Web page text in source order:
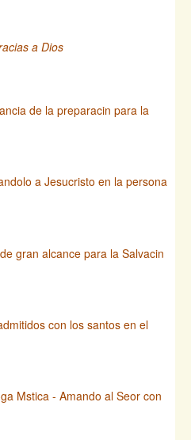
a Dios
de la preparacin para la
a Jesucristo en la persona
gran alcance para la Salvacin
con los santos en el
Mstica - Amando al Seor con